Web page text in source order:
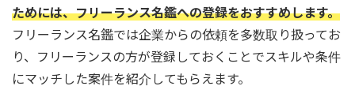
ためには、フリーランス名鑑への登録をおすすめします。
フリーランス名鑑では企業からの依頼を多数取り扱ってお
り、フリーランスの方が登録しておくことでスキルや条件
にマッチした案件を紹介してもらえます。